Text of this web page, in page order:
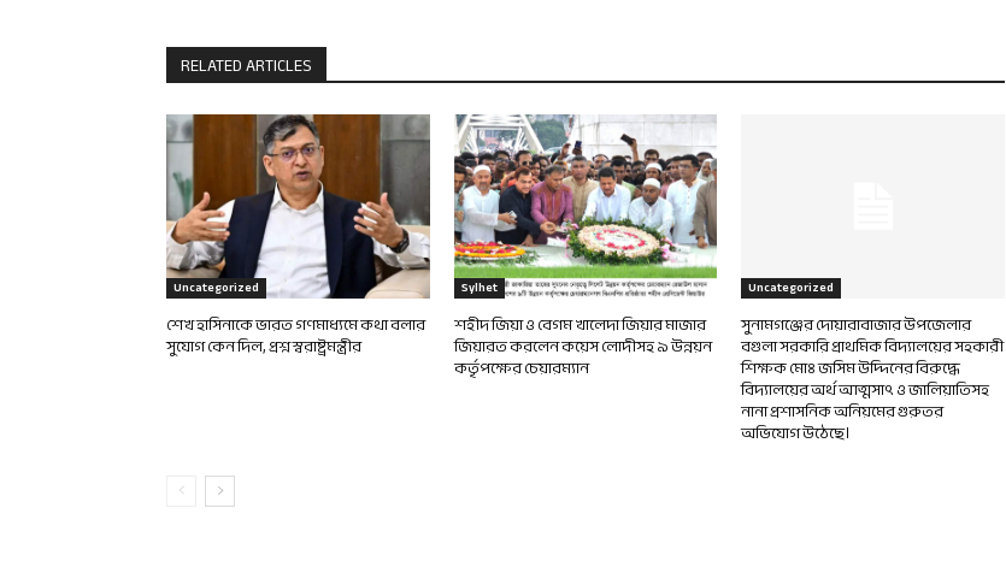
RELATED ARTICLES
Uncategorized
শেখ হাসিনাকে ভারত গণমাধ্যমে কথা বলার
সুযোগ কেন দিল, প্রশ্ন স্বরাষ্ট্রমন্ত্রীর
Sylhet
শহীদ জিয়া ও বেগম খালেদা জিয়ার মাজার
জিয়ারত করলেন কয়েস লোদীসহ ৯ উন্নয়ন
কর্তৃপক্ষের চেয়ারম্যান
Uncategorized
সুনামগঞ্জের দোয়ারাবাজার উপজেলার
বগুলা সরকারি প্রাথমিক বিদ্যালয়ের সহকারী
শিক্ষক মোঃ জসিম উদ্দিনের বিরুদ্ধে
বিদ্যালয়ের অর্থ আত্মসাৎ ও জালিয়াতিসহ
নানা প্রশাসনিক অনিয়মের গুরুতর
অভিযোগ উঠেছে।